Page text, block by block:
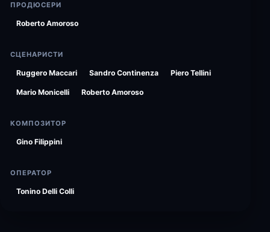
ПРОДЮСЕРИ
Roberto Amoroso
СЦЕНАРИСТИ
Ruggero Maccari Sandro Continenza Piero Tellini
Mario Monicelli Roberto Amoroso
КОМПОЗИТОР
Gino Filippini
ОПЕРАТОР
Tonino Delli Colli